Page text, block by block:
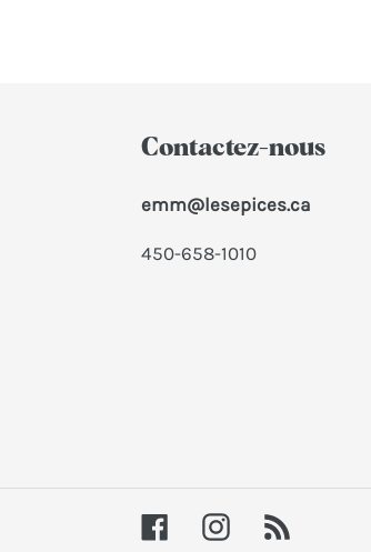
Contactez-nous
emm@lesepices.ca
450-658-1010
FacebookInstagram